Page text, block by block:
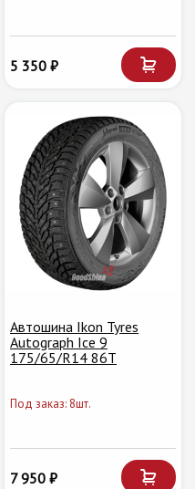
5 350 ₽
Автошина Ikon Tyres
Autograph Ice 9
175/65/R14 86T
Под заказ: 8шт.
7 950 ₽